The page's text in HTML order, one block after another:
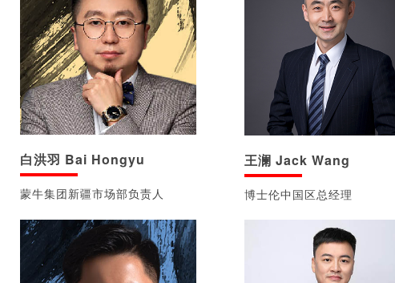
白洪羽 Bai Hongyu
蒙牛集团新疆市场部负责人
王澜 Jack Wang
博士伦中国区总经理